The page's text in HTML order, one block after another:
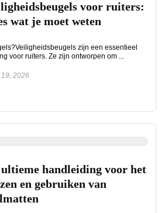
voor ruiters:
wat je moet weten
zijn een essentieel
voor ruiters. Ze zijn ontworpen om ...
2026
ultieme handleiding voor het
en gebruiken van